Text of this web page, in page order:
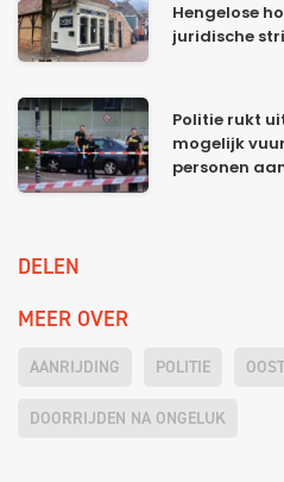
Hengelose
juridische
Politie rukt
mogelijk
personen
DELEN
MEER OVER
AANRIJDING POLITIE
DOORRIJDEN NA ONGELUK